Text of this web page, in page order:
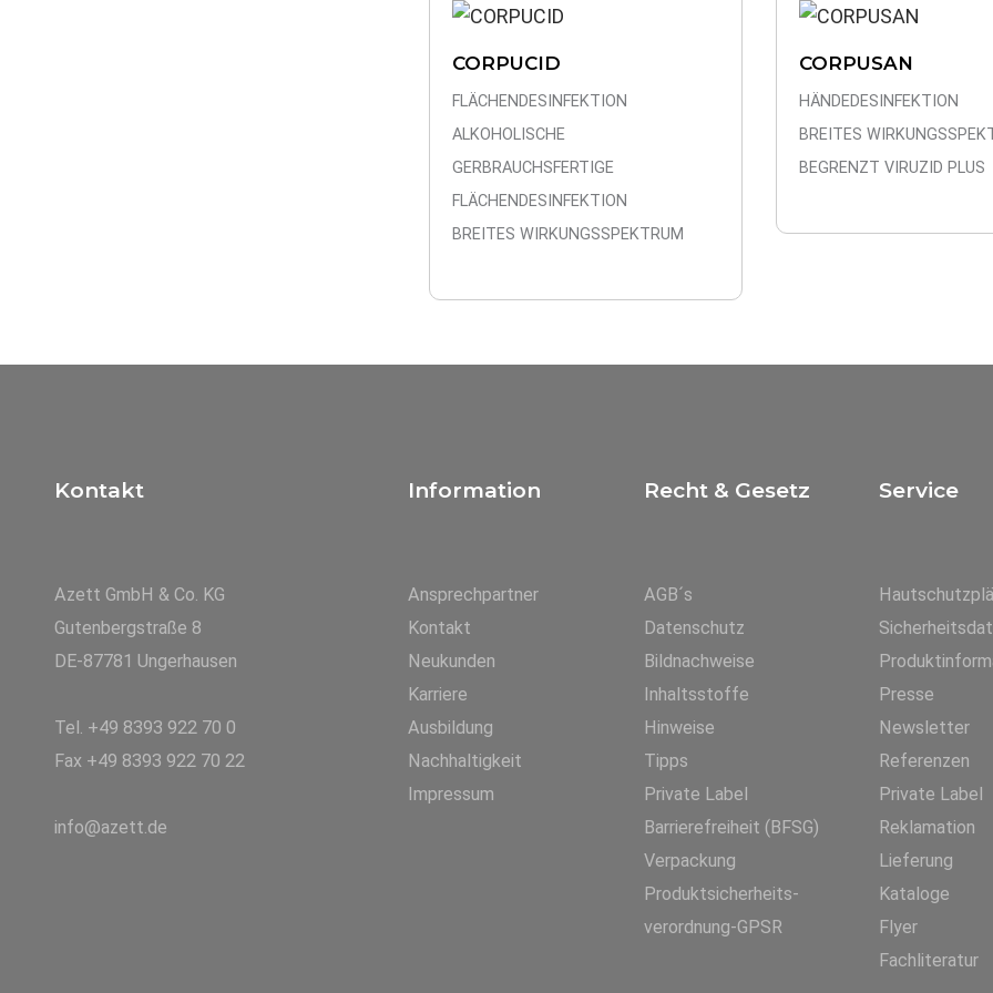
CORPUCID
FLÄCHENDESINFEKTION
ALKOHOLISCHE
GERBRAUCHSFERTIGE
FLÄCHENDESINFEKTION
BREITES WIRKUNGSSPEKTRUM
CORPUSAN
HÄNDEDESINFEKTION
BREITES
BEGRENZT VIRUZID PLUS
Kontakt
Azett GmbH & Co. KG
Gutenbergstraße 8
DE-87781 Ungerhausen
Tel. +49 8393 922 70 0
Fax +49 8393 922 70 22
info@azett.de
Information
Ansprechpartner
Kontakt
Neukunden
Karriere
Ausbildung
Nachhaltigkeit
Impressum
Recht & Gesetz
AGB´s
Datenschutz
Bildnachweise
Inhaltsstoffe
Hinweise
Tipps
Private Label
Barrierefreiheit (BFSG)
Verpackung
Produktsicherheits-
verordnung-GPSR
Service
Presse
Newsletter
Referenzen
Private Label
Reklamation
Lieferung
Kataloge
Flyer
Fachliteratur